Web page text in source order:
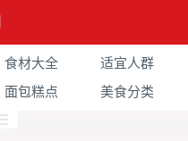
食材大全
适宜人群
面包糕点 美食分类